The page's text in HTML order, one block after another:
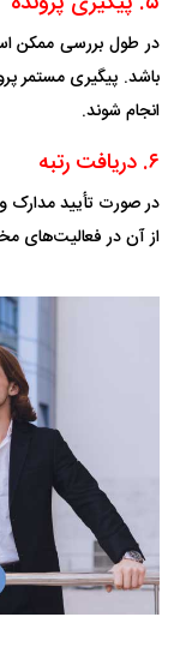
در طول بررسی ممکن
باشد. پیگیری مستمر
انجام شوند.
۶. دریافت رتبه
در صورت تأیید مدارک
از آن در فعالیت‌های